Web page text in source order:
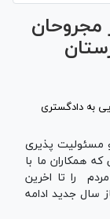
مسئولیت پذیری
همکاران ما با
را تا اخرین
سال جدید ادامه